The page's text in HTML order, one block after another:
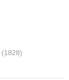
(1828)